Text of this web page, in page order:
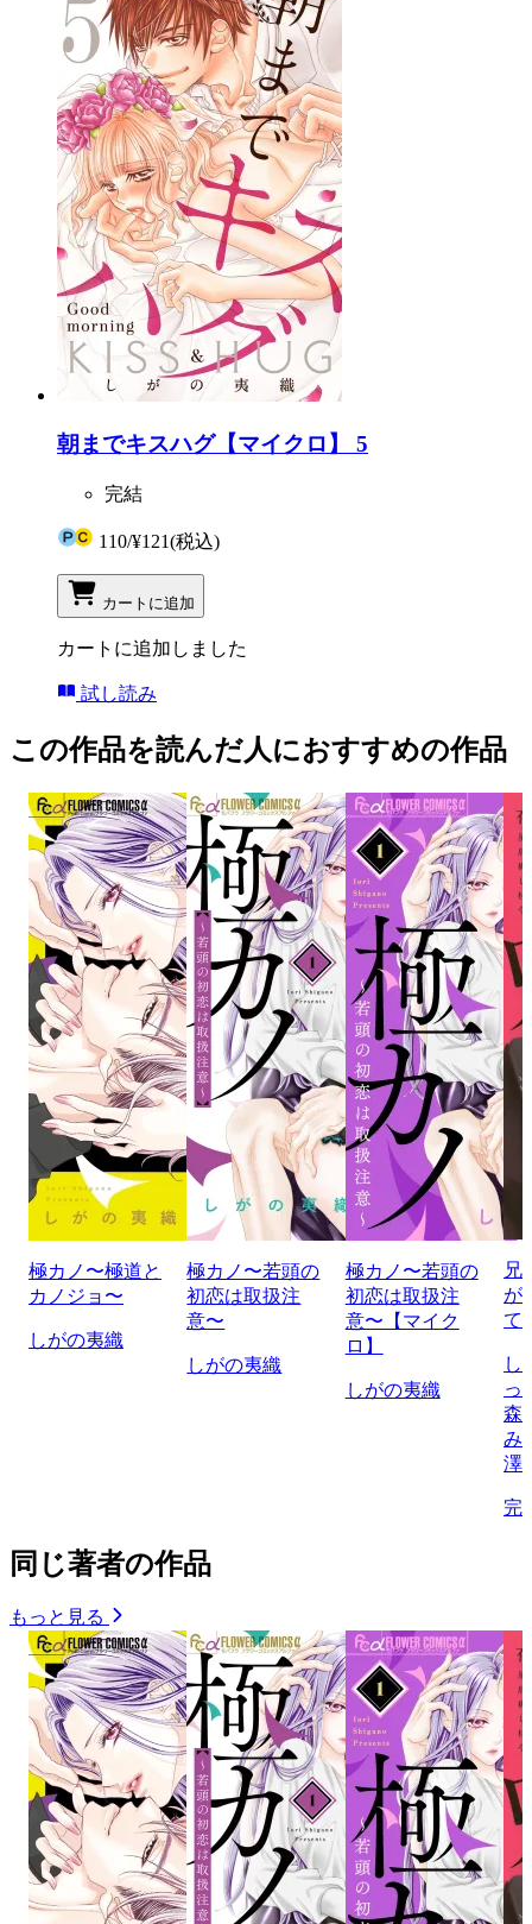
朝までキスハグ【マイクロ】 5
完結
110/¥121(税込)
カートに追加
カートに追加しました
試し読み
この作品を読んだ人におすすめの作品
極カノ〜極道と
カノジョ〜
しがの夷織
極カノ〜若頭の
初恋は取扱注
意〜
しがの夷織
極カノ〜若頭の
初恋は取扱注
意〜【マイク
ロ】
しがの夷織
兄
が
て
し
っ
森
み
澤
完
同じ著者の作品
もっと見る